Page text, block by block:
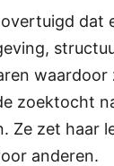
dat
waardoor
zoektocht
Ze zet haar
anderen.